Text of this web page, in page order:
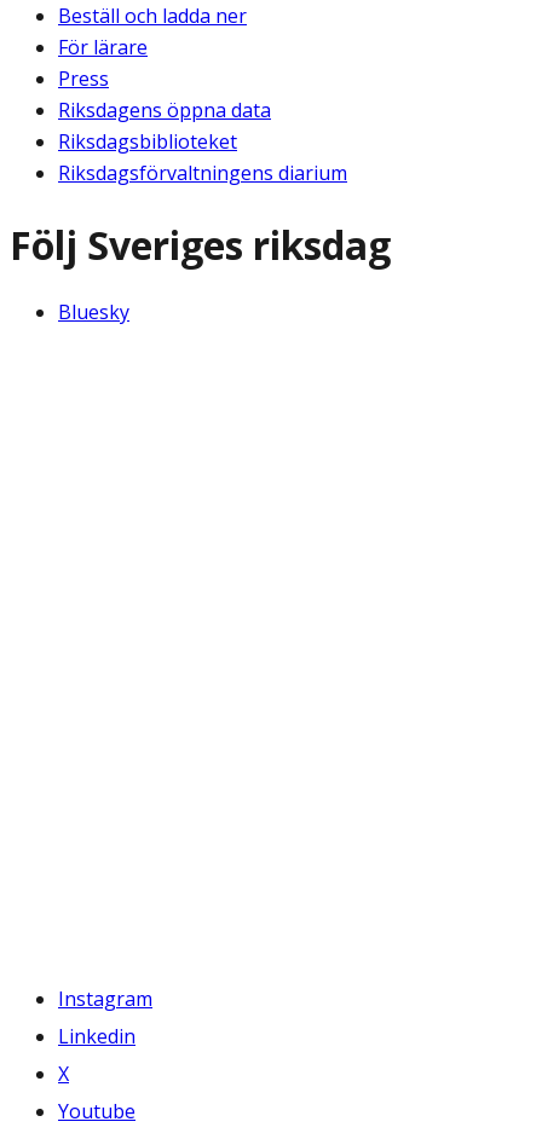
Beställ och ladda ner
För lärare
Press
Riksdagens öppna data
Riksdagsbiblioteket
Riksdagsförvaltningens diarium
Följ Sveriges riksdag
Bluesky
Instagram
Linkedin
X
Youtube